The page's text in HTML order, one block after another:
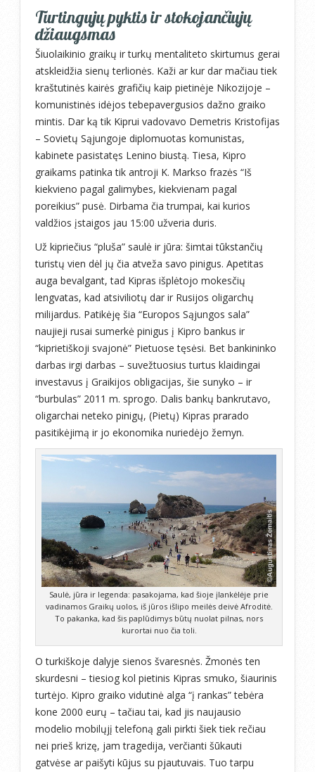
Turtingųjų pyktis ir stokojančiųjų
džiaugsmas
Šiuolaikinio graikų ir turkų mentaliteto skirtumus gerai
atskleidžia sienų terlionės. Kaži ar kur dar mačiau tiek
kraštutinės kairės grafičių kaip pietinėje Nikozijoje –
komunistinės idėjos tebepavergusios dažno graiko
mintis. Dar ką tik Kiprui vadovavo Demetris Kristofijas
– Sovietų Sąjungoje diplomuotas komunistas,
kabinete pasistatęs Lenino biustą. Tiesa, Kipro
graikams patinka tik antroji K. Markso frazės “Iš
kiekvieno pagal galimybes, kiekvienam pagal
poreikius” pusė. Dirbama čia trumpai, kai kurios
valdžios įstaigos jau 15:00 užveria duris.
Už kipriečius “pluša” saulė ir jūra: šimtai tūkstančių
turistų vien dėl jų čia atveža savo pinigus. Apetitas
auga bevalgant, tad Kipras išplėtojo mokesčių
lengvatas, kad atsiviliotų dar ir Rusijos oligarchų
milijardus. Patikėję šia “Europos Sąjungos sala”
naujieji rusai sumerkė pinigus į Kipro bankus ir
“kiprietiškoji svajonė” Pietuose tęsėsi. Bet bankininko
darbas irgi darbas – suvežtuosius turtus klaidingai
investavus į Graikijos obligacijas, šie sunyko – ir
“burbulas” 2011 m. sprogo. Dalis bankų bankrutavo,
oligarchai neteko pinigų, (Pietų) Kipras prarado
pasitikėjimą ir jo ekonomika nuriedėjo žemyn.
Saulė, jūra ir legenda: pasakojama, kad šioje įlankėlėje prie
vadinamos Graikų uolos, iš jūros išlipo meilės deivė Afroditė.
To pakanka, kad šis paplūdimys būtų nuolat pilnas, nors
kurortai nuo čia toli.
O turkiškoje dalyje sienos švaresnės. Žmonės ten
skurdesni – tiesiog kol pietinis Kipras smuko, šiaurinis
turtėjo. Kipro graiko vidutinė alga “į rankas” tebėra
kone 2000 eurų – tačiau tai, kad jis naujausio
modelio mobilųjį telefoną gali pirkti šiek tiek rečiau
nei prieš krizę, jam tragedija, verčianti šūkauti
gatvėse ar paišyti kūjus su pjautuvais. Tuo tarpu